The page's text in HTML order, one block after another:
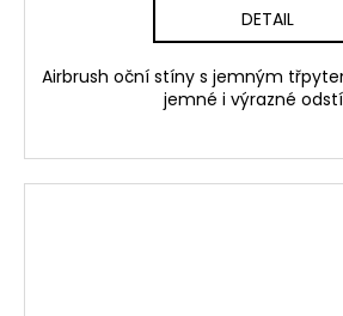
DETAIL
Airbrush oční stíny s jemným
jemné i výrazné